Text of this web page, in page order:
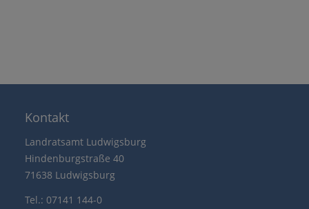
Kontakt
Landratsamt Ludwigsburg
Hindenburgstraße 40
71638 Ludwigsburg
Tel.: 07141 144-0